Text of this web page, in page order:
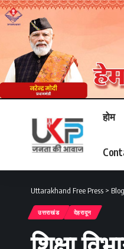
होम
Uttarakhand Free Press > Blog
उत्तराखंड देहरादून